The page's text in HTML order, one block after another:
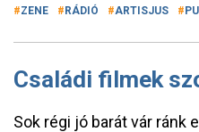
ZENE RÁDIÓ ARTISJUS
Családi filmek
Sok régi jó barát vár ránk